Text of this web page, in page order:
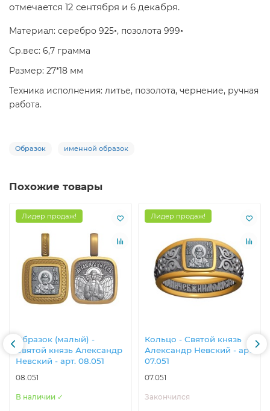
отмечается 12 сентября и 6 декабря.
Материал: серебро 925◦, позолота 999◦
Ср.вес: 6,7 грамма
Размер: 27*18 мм
Техника исполнения: литье, позолота, чернение, ручная
работа.
Образок именной образок
Похожие товары
Лидер продаж!
Образок (малый) -
Святой князь Александр
Невский - арт. 08.051
08.051
В наличии ✓
Лидер продаж!
Кольцо - Святой князь
Александр Невский - арт.
07.051
07.051
Закончился